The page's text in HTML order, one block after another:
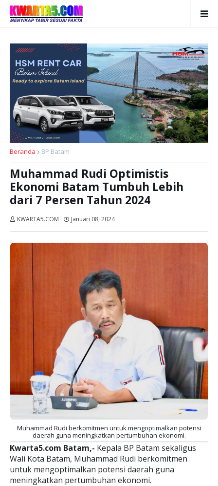
Beranda BP Batam
Muhammad Rudi Optimistis
Ekonomi Batam Tumbuh Lebih
dari 7 Persen Tahun 2024
KWARTA5.COM Januari 08, 2024
Muhammad Rudi berkomitmen untuk mengoptimalkan potensi
daerah guna meningkatkan pertumbuhan ekonomi.
Kwarta5.com Batam,- Kepala BP Batam sekaligus
Wali Kota Batam, Muhammad Rudi berkomitmen
untuk mengoptimalkan potensi daerah guna
meningkatkan pertumbuhan ekonomi.